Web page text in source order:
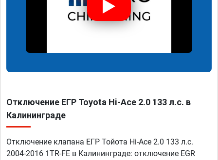
Отключение ЕГР Toyota Hi-Ace 2.0 133 л.с. в
Калининграде
Отключение клапана ЕГР Тойота Hi-Ace 2.0 133 л.с.
2004-2016 1TR-FE в Калининграде: отключение EGR